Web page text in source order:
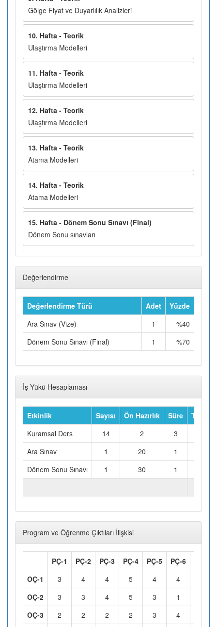
Gölge Fiyat ve Duyarlılık Analizleri
10. Hafta - Teorik
Ulaştırma Modelleri
11. Hafta - Teorik
Ulaştırma Modelleri
12. Hafta - Teorik
Ulaştırma Modelleri
13. Hafta - Teorik
Atama Modelleri
14. Hafta - Teorik
Atama Modelleri
15. Hafta - Dönem Sonu Sınavı (Final)
Dönem Sonu sınavları
Değerlendirme
Değerlendirme Türü Adet
Yüzde
Ara Sınav (Vize)
1
%40
Dönem Sonu Sınavı (Final)
1 %70
İş Yükü Hesaplaması
Etkinlik Sayısı Ön Hazırlık Süre
Kuramsal Ders
14 2
3
Ara Sınav
1 20
1
Dönem Sonu Sınavı
1 30
1
Program ve Öğrenme Çıktıları İlişkisi
PÇ-1 PÇ-2 PÇ-3 PÇ-4 PÇ-5 PÇ-6
OÇ-1
3 4 4 5 4 4
OÇ-2
3 3 4 5 3 1
OÇ-3
2 2 2 2 3 4